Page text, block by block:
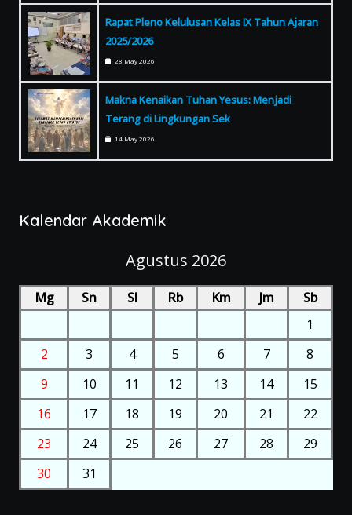
Rapat Pleno Kelulusan Kelas IX Tahun Ajaran
2025/2026
28 May 2026
Makna Kenaikan Tuhan Yesus: Menjadi
Terang di Lingkungan Sek
14 May 2026
Kalendar Akademik
Agustus 2026
Mg Sn Sl Rb Km Jm
Sb
1
2
3 4 5 6 7
8
9
10 11 12 13 14
15
16
17 18 19 20 21
22
23
24 25 26 27 28
29
30
31